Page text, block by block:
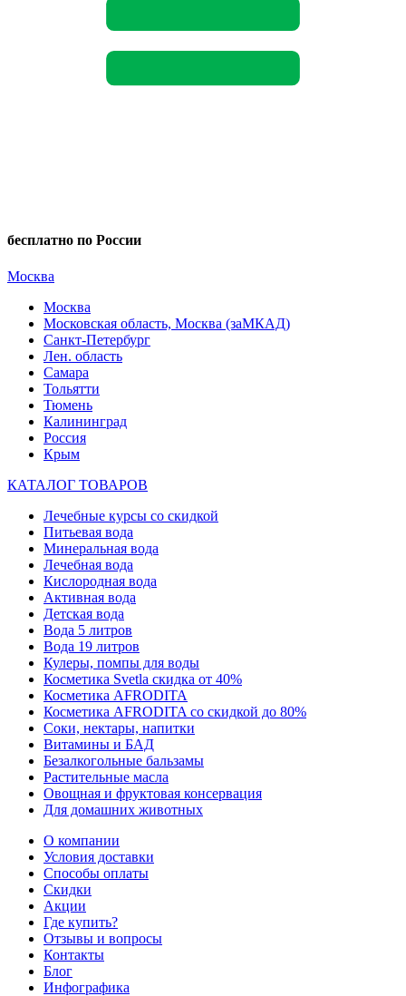
бесплатно по России
Москва
Москва
Московская область, Москва (заМКАД)
Санкт-Петербург
Лен. область
Самара
Тольятти
Тюмень
Калининград
Россия
Крым
КАТАЛОГ ТОВАРОВ
Лечебные курсы со скидкой
Питьевая вода
Минеральная вода
Лечебная вода
Кислородная вода
Активная вода
Детская вода
Вода 5 литров
Вода 19 литров
Кулеры, помпы для воды
Косметика Svetla скидка от 40%
Косметика AFRODITA
Косметика AFRODITA со скидкой до 80%
Соки, нектары, напитки
Витамины и БАД
Безалкогольные бальзамы
Растительные масла
Овощная и фруктовая консервация
Для домашних животных
О компании
Условия доставки
Способы оплаты
Скидки
Акции
Где купить?
Отзывы и вопросы
Контакты
Блог
Инфографика